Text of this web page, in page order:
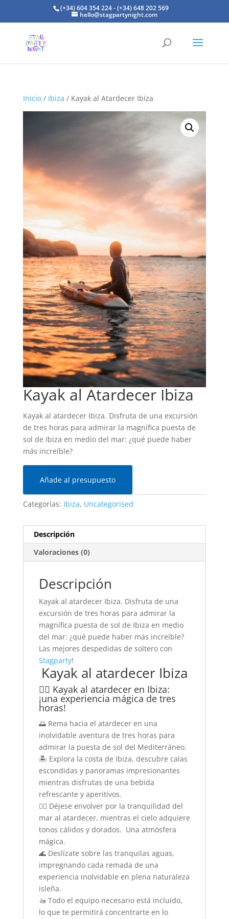
(+34) 604 354 224 - (+34) 648 202 569
hello@stagpartynight.com
Inicio/ Ibiza / Kayak al Atardecer Ibiza
Kayak al Atardecer Ibiza
Kayak al atardecer Ibiza. Disfruta de una excursión
de tres horas para admirar la magnífica puesta de
sol de Ibiza en medio del mar: ¿qué puede haber
más increíble?
Añade al presupuesto
Categorías: Ibiza, Uncategorised
Descripción
Valoraciones (0)
Descripción
Kayak al atardecer Ibiza. Disfruta de una
excursión de tres horas para admirar la
magnífica puesta de sol de Ibiza en medio
del mar: ¿qué puede haber más increíble?
Las mejores despedidas de soltero con
Stagparty!
Kayak al atardecer Ibiza
🚣‍♂️ Kayak al atardecer en Ibiza:
¡una experiencia mágica de tres
horas!
🌅 Rema hacia el atardecer en una
inolvidable aventura de tres horas para
admirar la puesta de sol del Mediterráneo.
🏝️ Explora la costa de Ibiza, descubre calas
escondidas y panoramas impresionantes
mientras disfrutas de una bebida
refrescante y aperitivos.
🧘‍♂️ Déjese envolver por la tranquilidad del
mar al atardecer, mientras el cielo adquiere
tonos cálidos y dorados. Una atmósfera
mágica.
🌊 Deslízate sobre las tranquilas aguas,
impregnando cada remada de una
experiencia inolvidable en plena naturaleza
isleña.
🚤 Todo el equipo necesario está incluido,
lo que te permitirá concentrarte en lo